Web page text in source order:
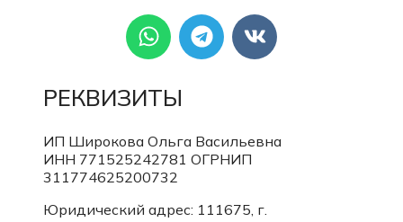
РЕКВИЗИТЫ
ИП Широкова Ольга Васильевна
ИНН 771525242781 ОГРНИП
311774625200732
Юридический адрес: 111675, г.